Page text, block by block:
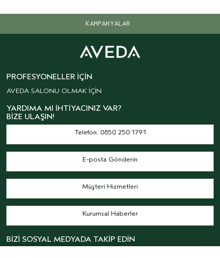
KAMPANYALAR
PROFESYONELLER İÇIN
AVEDA SALONU OLMAK İÇİN
YARDIMA MI İHTIYACINIZ VAR?
BIZE ULAŞIN!
Telefon: 0850 250 1791
E-posta Gönderin
Müşteri Hizmetleri
Kurumsal Haberler
BİZİ SOSYAL MEDYADA TAKİP EDİN